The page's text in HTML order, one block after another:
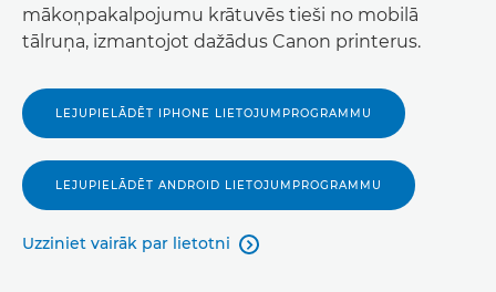
mākoņpakalpojumu krātuvēs tieši no mobilā
tālruņa, izmantojot dažādus Canon printerus.
LEJUPIELĀDĒT IPHONE LIETOJUMPROGRAMMU
LEJUPIELĀDĒT ANDROID LIETOJUMPROGRAMMU
Uzziniet vairāk par lietotni 